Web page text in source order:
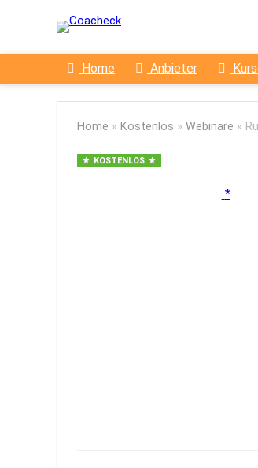
Home Anbieter
Home » Kostenlos » Webinare »
KOSTENLOS